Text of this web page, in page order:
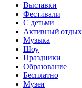
Выставки
Фестивали
С детьми
Активный отдых
Музыка
Шоу
Праздники
Образование
Бесплатно
Музеи